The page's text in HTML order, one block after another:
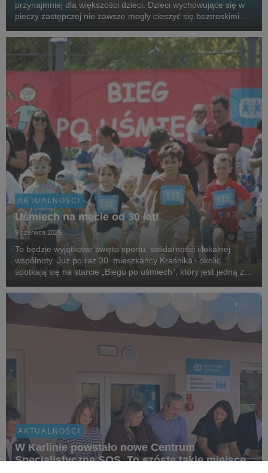
przynajmniej dla większości dzieci. Dzieci wychowujące się w
pieczy zastępczej nie zawsze mogły cieszyć się beztroskimi
SOS Wiosek Dziecięcych, gwiazdy,...
AKTUALNOŚCI
Uśmiech na mecie od 30 lat!
9 czerwca 2026
To będzie wyjątkowe święto sportu, solidarności i lokalnej
wspólnoty. Już po raz 30. mieszkańcy Kraśnika i okolic
spotkają się na starcie „Biegu po uśmiech”, który jest jedną z
biegowych w regionie, organizowanej przez...
AKTUALNOŚCI
W Karlinie powstało nowe Centrum
Specjalistyczne SOS. To szóste takie miejsce